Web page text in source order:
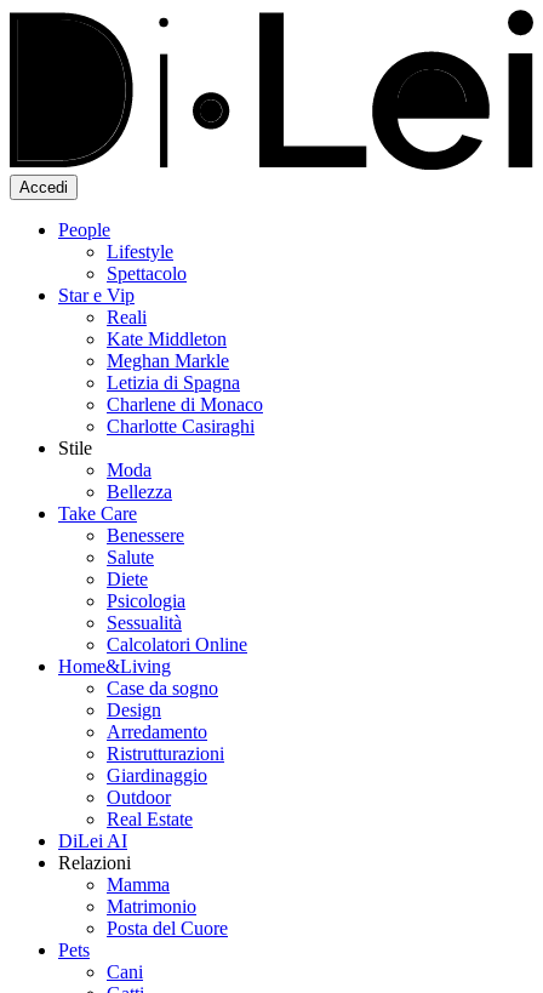
Accedi
People
Lifestyle
Spettacolo
Star e Vip
Reali
Kate Middleton
Meghan Markle
Letizia di Spagna
Charlene di Monaco
Charlotte Casiraghi
Stile
Moda
Bellezza
Take Care
Benessere
Salute
Diete
Psicologia
Sessualità
Calcolatori Online
Home&Living
Case da sogno
Design
Arredamento
Ristrutturazioni
Giardinaggio
Outdoor
Real Estate
DiLei AI
Relazioni
Mamma
Matrimonio
Posta del Cuore
Pets
Cani